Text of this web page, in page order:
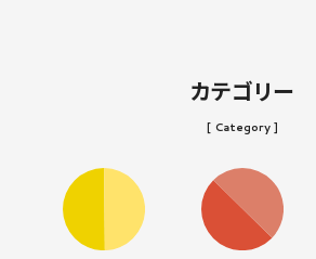
カテゴリー
[ Category ]